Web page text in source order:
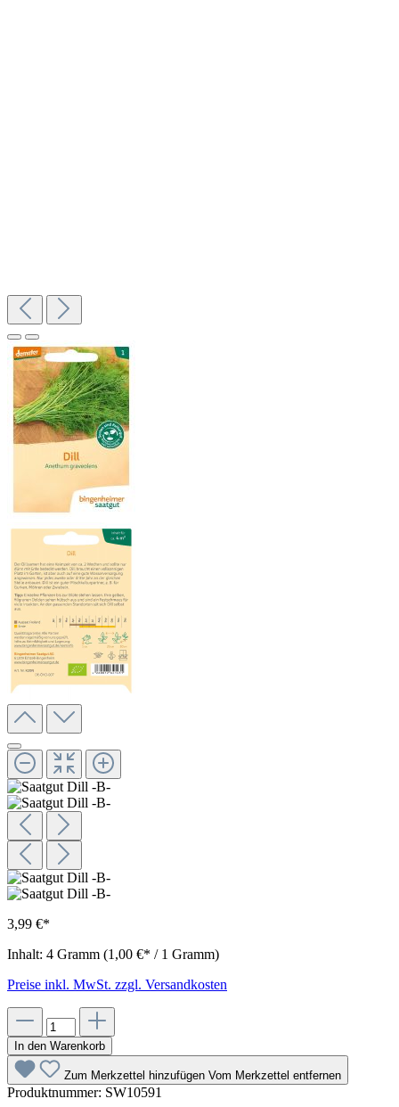
3,99 €*
Inhalt: 4 Gramm (1,00 €* / 1 Gramm)
Preise inkl. MwSt. zzgl. Versandkosten
In den Warenkorb
Zum Merkzettel hinzufügen Vom Merkzettel entfernen
Produktnummer: SW10591